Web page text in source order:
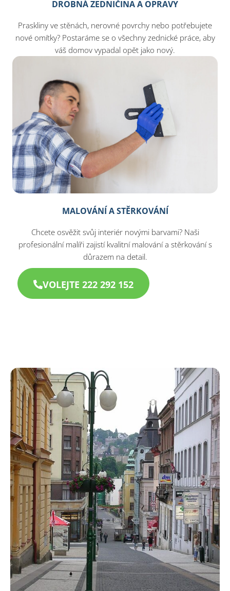
DROBNÁ ZEDNIČINA A OPRAVY
Praskliny ve stěnách, nerovné povrchy nebo potřebujete
nové omítky? Postaráme se o všechny zednické práce, aby
váš domov vypadal opět jako nový.
MALOVÁNÍ A STĚRKOVÁNÍ
Chcete osvěžit svůj interiér novými barvami? Naši
profesionální malíři zajistí kvalitní malování a stěrkování s
důrazem na detail.
VOLEJTE 222 292 152